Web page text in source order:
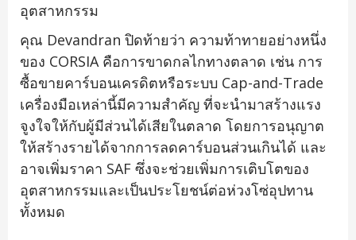
อุตสาหกรรม
คุณ Devandran ปิดท้ายว่า ความท้าทายอย่างหนึ่ง
ของ CORSIA คือการขาดกลไกทางตลาด เช่น การ
ซื้อขายคาร์บอนเครดิตหรือระบบ Cap-and-Trade
เครื่องมือเหล่านี้มีความสำคัญ ที่จะนำมาสร้างแรง
จูงใจให้กับผู้มีส่วนได้เสียในตลาด โดยการอนุญาต
ให้สร้างรายได้จากการลดคาร์บอนส่วนเกินได้ และ
อาจเพิ่มราคา SAF ซึ่งจะช่วยเพิ่มการเติบโตของ
อุตสาหกรรมและเป็นประโยชน์ต่อห่วงโซ่อุปทาน
ทั้งหมด